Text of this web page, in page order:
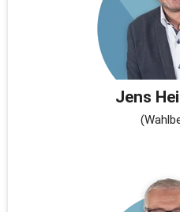
Jens